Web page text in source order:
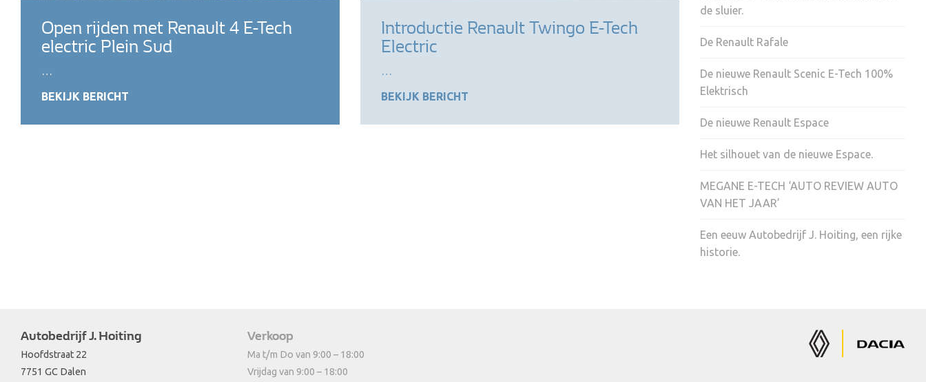
Open rijden met Renault 4 E-Tech
electric Plein Sud
…
BEKIJK BERICHT
Introductie Renault Twingo E-Tech
Electric
…
BEKIJK BERICHT
de sluier.
De Renault Rafale
De nieuwe Renault Scenic E-Tech 100%
Elektrisch
De nieuwe Renault Espace
Het silhouet van de nieuwe Espace.
MEGANE E-TECH ‘AUTO REVIEW AUTO
VAN HET JAAR’
Een eeuw Autobedrijf J. Hoiting, een rijke
historie.
Autobedrijf J. Hoiting
Hoofdstraat 22
7751 GC Dalen
Verkoop
Ma t/m Do van 9:00 – 18:00
Vrijdag van 9:00 – 18:00
Dacia
Renault
Auto's